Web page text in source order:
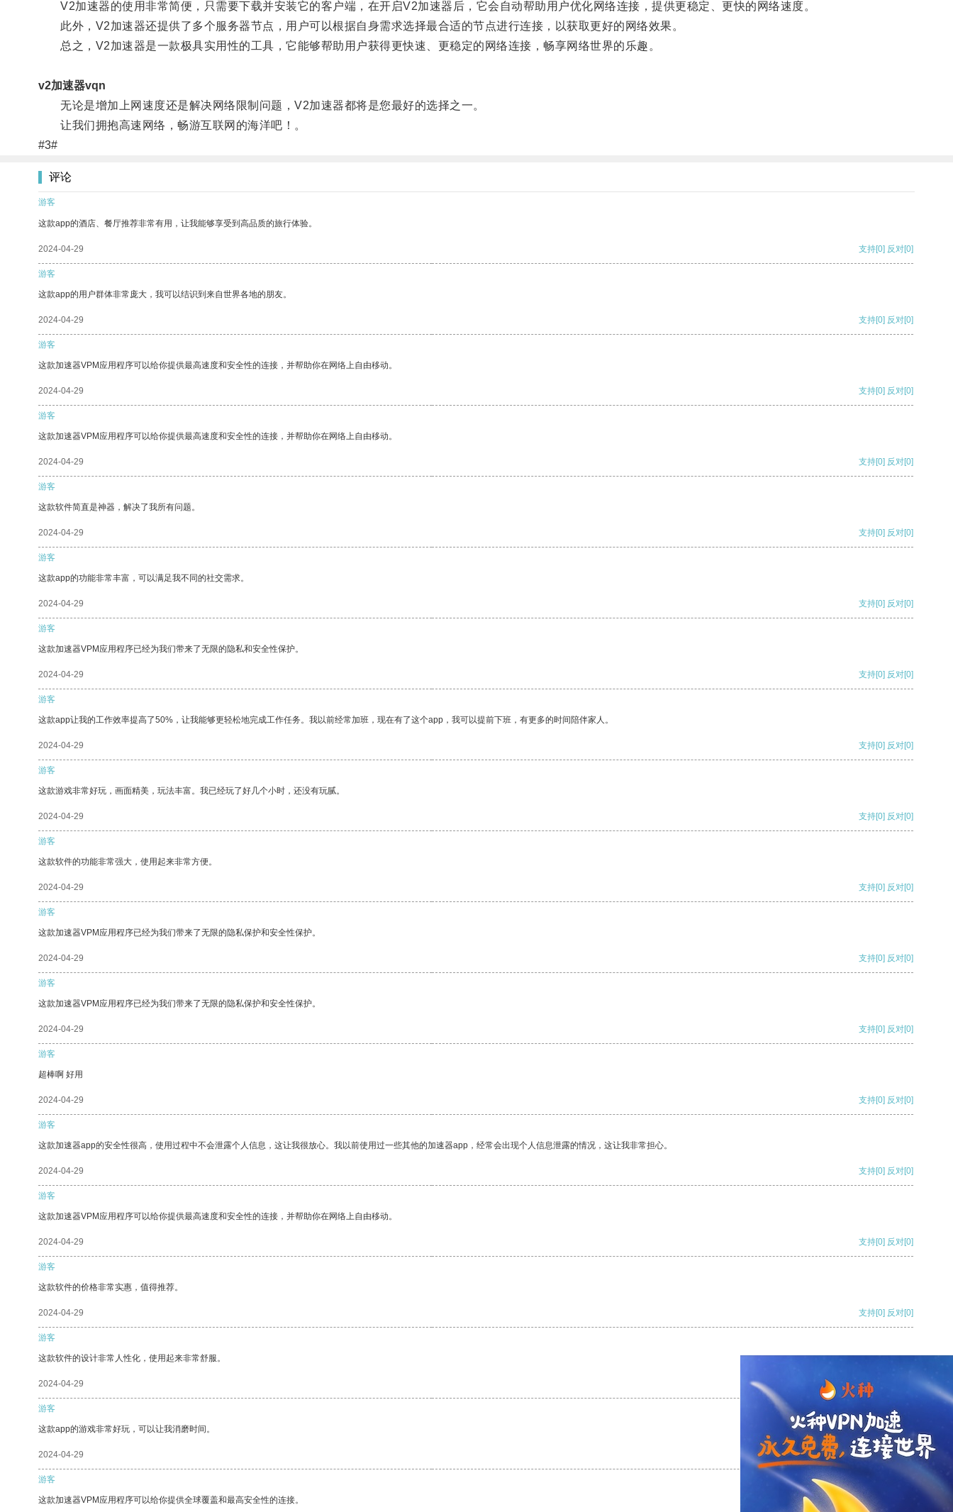
V2加速器的使用非常简便，只需要下载并安装它的客户端，在开启V2加速器后，它会自动帮助用户优化网络连接，提供更稳定、更快的网络速度。
此外，V2加速器还提供了多个服务器节点，用户可以根据自身需求选择最合适的节点进行连接，以获取更好的网络效果。
总之，V2加速器是一款极具实用性的工具，它能够帮助用户获得更快速、更稳定的网络连接，畅享网络世界的乐趣。
v2加速器vqn
无论是增加上网速度还是解决网络限制问题，V2加速器都将是您最好的选择之一。
让我们拥抱高速网络，畅游互联网的海洋吧！。
#3#
评论
游客
这款app的酒店、餐厅推荐非常有用，让我能够享受到高品质的旅行体验。
2024-04-29 支持[0] 反对[0]
游客
这款app的用户群体非常庞大，我可以结识到来自世界各地的朋友。
2024-04-29 支持[0] 反对[0]
游客
这款加速器VPM应用程序可以给你提供最高速度和安全性的连接，并帮助你在网络上自由移动。
2024-04-29 支持[0] 反对[0]
游客
这款加速器VPM应用程序可以给你提供最高速度和安全性的连接，并帮助你在网络上自由移动。
2024-04-29 支持[0] 反对[0]
游客
这款软件简直是神器，解决了我所有问题。
2024-04-29 支持[0] 反对[0]
游客
这款app的功能非常丰富，可以满足我不同的社交需求。
2024-04-29 支持[0] 反对[0]
游客
这款加速器VPM应用程序已经为我们带来了无限的隐私和安全性保护。
2024-04-29 支持[0] 反对[0]
游客
这款app让我的工作效率提高了50%，让我能够更轻松地完成工作任务。我以前经常加班，现在有了这个app，我可以提前下班，有更多的时间陪伴家人。
2024-04-29 支持[0] 反对[0]
游客
这款游戏非常好玩，画面精美，玩法丰富。我已经玩了好几个小时，还没有玩腻。
2024-04-29 支持[0] 反对[0]
游客
这款软件的功能非常强大，使用起来非常方便。
2024-04-29 支持[0] 反对[0]
游客
这款加速器VPM应用程序已经为我们带来了无限的隐私保护和安全性保护。
2024-04-29 支持[0] 反对[0]
游客
这款加速器VPM应用程序已经为我们带来了无限的隐私保护和安全性保护。
2024-04-29 支持[0] 反对[0]
游客
超棒啊 好用
2024-04-29 支持[0] 反对[0]
游客
这款加速器app的安全性很高，使用过程中不会泄露个人信息，这让我很放心。我以前使用过一些其他的加速器app，经常会出现个人信息泄露的情况，这让我非常担心。
2024-04-29 支持[0] 反对[0]
游客
这款加速器VPM应用程序可以给你提供最高速度和安全性的连接，并帮助你在网络上自由移动。
2024-04-29 支持[0] 反对[0]
游客
这款软件的价格非常实惠，值得推荐。
2024-04-29 支持[0] 反对[0]
游客
这款软件的设计非常人性化，使用起来非常舒服。
2024-04-29 支持
游客
这款app的游戏非常好玩，可以让我消磨时间。
2024-04-29 支持[0] 反对[0]
游客
这款加速器VPM应用程序可以给你提供全球覆盖和最高安全性的连接。